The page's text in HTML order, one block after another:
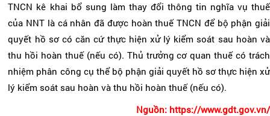
TNCN kê khai bổ sung làm thay đổi thông tin nghĩa vụ thuế
của NNT là cá nhân đã được hoàn thuế TNCN để bộ phận giải
quyết hồ sơ có căn cứ thực hiện xử lý kiểm soát sau hoàn và
thu hồi hoàn thuế (nếu có). Thủ trưởng cơ quan thuế có trách
nhiệm phân công cụ thể bộ phận giải quyết hồ sơ thực hiện xử
lý kiểm soát sau hoàn và thu hồi hoàn thuế (nếu có).
Nguồn: https://www.gdt.gov.vn/